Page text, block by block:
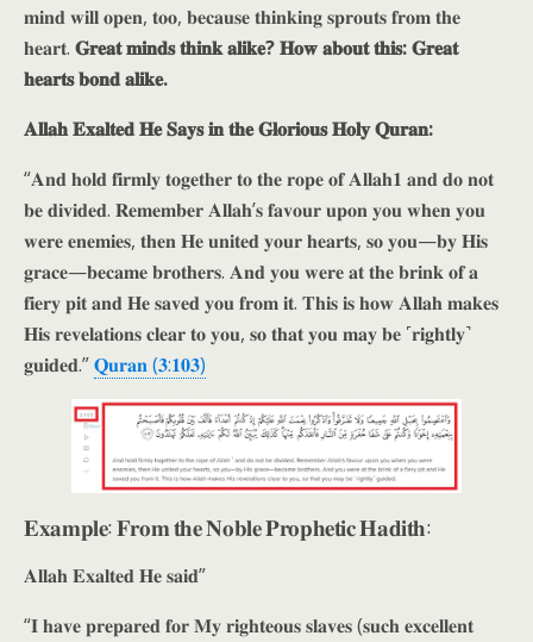
𝐦𝐢𝐧𝐝 𝐰𝐢𝐥𝐥 𝐨𝐩𝐞𝐧, 𝐭𝐨𝐨, 𝐛𝐞𝐜𝐚𝐮𝐬𝐞 𝐭𝐡𝐢𝐧𝐤𝐢𝐧𝐠 𝐬𝐩𝐫𝐨𝐮𝐭𝐬 𝐟𝐫𝐨𝐦 𝐭𝐡𝐞
𝐡𝐞𝐚𝐫𝐭. 𝐆𝐫𝐞𝐚𝐭 𝐦𝐢𝐧𝐝𝐬 𝐭𝐡𝐢𝐧𝐤 𝐚𝐥𝐢𝐤𝐞? 𝐇𝐨𝐰 𝐚𝐛𝐨𝐮𝐭 𝐭𝐡𝐢𝐬: 𝐆𝐫𝐞𝐚𝐭
𝐡𝐞𝐚𝐫𝐭𝐬 𝐛𝐨𝐧𝐝 𝐚𝐥𝐢𝐤𝐞.
𝐀𝐥𝐥𝐚𝐡 𝐄𝐱𝐚𝐥𝐭𝐞𝐝 𝐇𝐞 𝐒𝐚𝐲𝐬 𝐢𝐧 𝐭𝐡𝐞 𝐆𝐥𝐨𝐫𝐢𝐨𝐮𝐬 𝐇𝐨𝐥𝐲 𝐐𝐮𝐫𝐚𝐧:
“𝐀𝐧𝐝 𝐡𝐨𝐥𝐝 𝐟𝐢𝐫𝐦𝐥𝐲 𝐭𝐨𝐠𝐞𝐭𝐡𝐞𝐫 𝐭𝐨 𝐭𝐡𝐞 𝐫𝐨𝐩𝐞 𝐨𝐟 𝐀𝐥𝐥𝐚𝐡𝟏 𝐚𝐧𝐝 𝐝𝐨 𝐧𝐨𝐭
𝐛𝐞 𝐝𝐢𝐯𝐢𝐝𝐞𝐝. 𝐑𝐞𝐦𝐞𝐦𝐛𝐞𝐫 𝐀𝐥𝐥𝐚𝐡’𝐬 𝐟𝐚𝐯𝐨𝐮𝐫 𝐮𝐩𝐨𝐧 𝐲𝐨𝐮 𝐰𝐡𝐞𝐧 𝐲𝐨𝐮
𝐰𝐞𝐫𝐞 𝐞𝐧𝐞𝐦𝐢𝐞𝐬, 𝐭𝐡𝐞𝐧 𝐇𝐞 𝐮𝐧𝐢𝐭𝐞𝐝 𝐲𝐨𝐮𝐫 𝐡𝐞𝐚𝐫𝐭𝐬, 𝐬𝐨 𝐲𝐨𝐮—𝐛𝐲 𝐇𝐢𝐬
𝐠𝐫𝐚𝐜𝐞—𝐛𝐞𝐜𝐚𝐦𝐞 𝐛𝐫𝐨𝐭𝐡𝐞𝐫𝐬. 𝐀𝐧𝐝 𝐲𝐨𝐮 𝐰𝐞𝐫𝐞 𝐚𝐭 𝐭𝐡𝐞 𝐛𝐫𝐢𝐧𝐤 𝐨𝐟 𝐚
𝐟𝐢𝐞𝐫𝐲 𝐩𝐢𝐭 𝐚𝐧𝐝 𝐇𝐞 𝐬𝐚𝐯𝐞𝐝 𝐲𝐨𝐮 𝐟𝐫𝐨𝐦 𝐢𝐭. 𝐓𝐡𝐢𝐬 𝐢𝐬 𝐡𝐨𝐰 𝐀𝐥𝐥𝐚𝐡 𝐦𝐚𝐤𝐞𝐬
𝐇𝐢𝐬 𝐫𝐞𝐯𝐞𝐥𝐚𝐭𝐢𝐨𝐧𝐬 𝐜𝐥𝐞𝐚𝐫 𝐭𝐨 𝐲𝐨𝐮, 𝐬𝐨 𝐭𝐡𝐚𝐭 𝐲𝐨𝐮 𝐦𝐚𝐲 𝐛𝐞 ˹𝐫𝐢𝐠𝐡𝐭𝐥𝐲˺
𝐠𝐮𝐢𝐝𝐞𝐝.”𝐐𝐮𝐫𝐚𝐧 (𝟑:𝟏𝟎𝟑)
𝐄𝐱𝐚𝐦𝐩𝐥𝐞: 𝐅𝐫𝐨𝐦 𝐭𝐡𝐞 𝐍𝐨𝐛𝐥𝐞 𝐏𝐫𝐨𝐩𝐡𝐞𝐭𝐢𝐜 𝐇𝐚𝐝𝐢𝐭𝐡:
𝐀𝐥𝐥𝐚𝐡 𝐄𝐱𝐚𝐥𝐭𝐞𝐝 𝐇𝐞 𝐬𝐚𝐢𝐝”
“𝐈 𝐡𝐚𝐯𝐞 𝐩𝐫𝐞𝐩𝐚𝐫𝐞𝐝 𝐟𝐨𝐫 𝐌𝐲 𝐫𝐢𝐠𝐡𝐭𝐞𝐨𝐮𝐬 𝐬𝐥𝐚𝐯𝐞𝐬 (𝐬𝐮𝐜𝐡 𝐞𝐱𝐜𝐞𝐥𝐥𝐞𝐧𝐭